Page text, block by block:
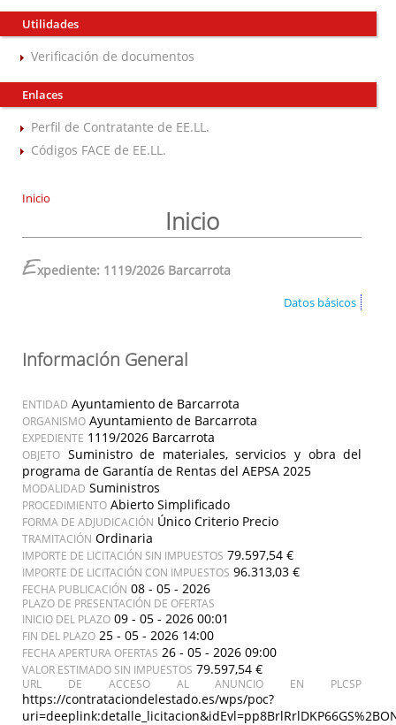
Utilidades
Verificación de documentos
Enlaces
Perfil de Contratante de EE.LL.
Códigos FACE de EE.LL.
Inicio
Inicio
Expediente: 1119/2026 Barcarrota
Datos básicos
Información General
ENTIDAD Ayuntamiento de Barcarrota
ORGANISMO Ayuntamiento de Barcarrota
EXPEDIENTE 1119/2026 Barcarrota
OBJETO Suministro de materiales, servicios y obra del
programa de Garantía de Rentas del AEPSA 2025
MODALIDAD Suministros
PROCEDIMIENTO Abierto Simplificado
FORMA DE ADJUDICACIÓN Único Criterio Precio
TRAMITACIÓN Ordinaria
IMPORTE DE LICITACIÓN SIN IMPUESTOS 79.597,54 €
IMPORTE DE LICITACIÓN CON IMPUESTOS 96.313,03 €
FECHA PUBLICACIÓN 08 - 05 - 2026
PLAZO DE PRESENTACIÓN DE OFERTAS
INICIO DEL PLAZO 09 - 05 - 2026 00:01
FIN DEL PLAZO 25 - 05 - 2026 14:00
FECHA APERTURA OFERTAS 26 - 05 - 2026 09:00
VALOR ESTIMADO SIN IMPUESTOS 79.597,54 €
URL DE ACCESO AL ANUNCIO EN PLCSP
https://contrataciondelestado.es/wps/poc?